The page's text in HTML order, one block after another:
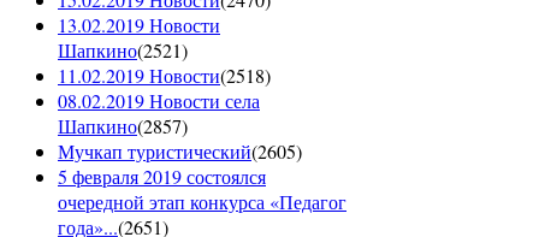
13.02.2019 Новости
Шапкино(2521)
11.02.2019 Новости(2518)
08.02.2019 Новости села
Шапкино(2857)
Мучкап туристический(2605)
5 февраля 2019 состоялся
очередной этап конкурса «Педагог
года»...(2651)